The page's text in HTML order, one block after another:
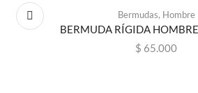
Bermudas, Hombre
BERMUDA RÍGIDA
$ 65.000